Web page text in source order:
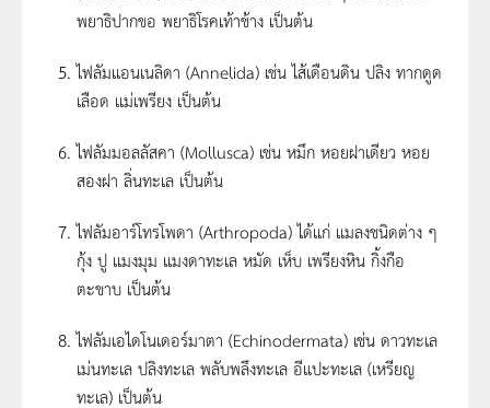
พยาธิปากขอ พยาธิโรคเท้าช้าง เป็นต้น
ไฟลัมแอนเนลิดา (Annelida) เช่น ไส้เดือนดิน ปลิง ทากดูด
เลือด แม่เพรียง เป็นต้น
ไฟลัมมอลลัสคา (Mollusca) เช่น หมึก หอยฝาเดียว หอย
สองฝา ลิ่นทะเล เป็นต้น
ไฟลัมอาร์โทรโพดา (Arthropoda) ได้แก่ แมลงชนิดต่าง ๆ
กุ้ง ปู แมงมุม แมงดาทะเล หมัด เห็บ เพรียงหิน กิ้งกือ
ตะขาบ เป็นต้น
ไฟลัมเอไดโนเดอร์มาตา (Echinodermata) เช่น ดาวทะเล
เม่นทะเล ปลิงทะเล พลับพลึงทะเล อีแปะทะเล (เหรียญ
ทะเล) เป็นต้น